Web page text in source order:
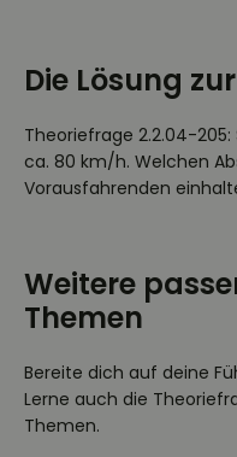
Die Lösung
Theoriefrage 2.2.04-
ca. 80 km/h. Welchen
Vorausfahrenden
Weitere
Themen
Bereite dich auf deine
Lerne auch die
Themen.